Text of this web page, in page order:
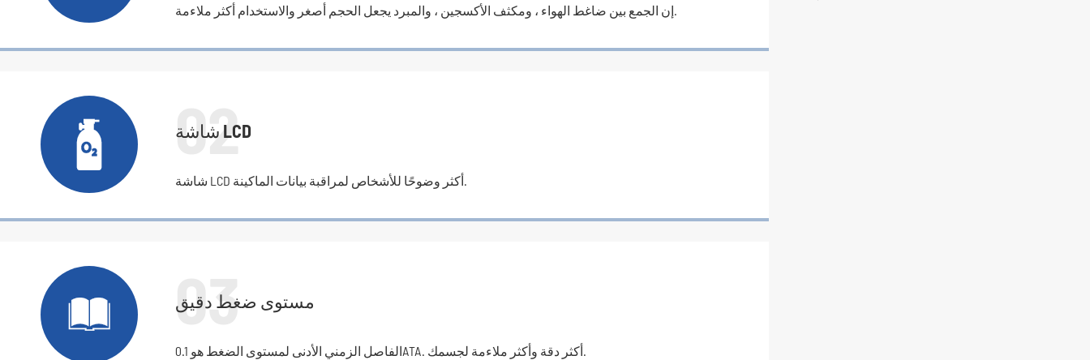
إن الجمع بين ضاغط الهواء ، ومكثف الأكسجين ، والمبرد يجعل الحجم أصغر والاستخدام أكثر ملاءمة.
 02
شاشة LCD
شاشة LCD أكثر وضوحًا للأشخاص لمراقبة بيانات الماكينة.
 03
مستوى ضغط دقيق
الفاصل الزمني الأدنى لمستوى الضغط هو 0.1ATA. أكثر دقة وأكثر ملاءمة لجسمك.